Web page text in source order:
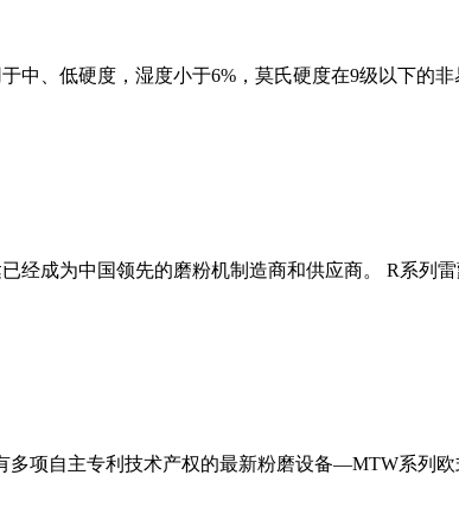
中、低硬度，湿度小于6%，莫氏硬度在9级以下的
经成为中国领先的磨粉机制造商和供应商。 R系列
项自主专利技术产权的最新粉磨设备—MTW系列